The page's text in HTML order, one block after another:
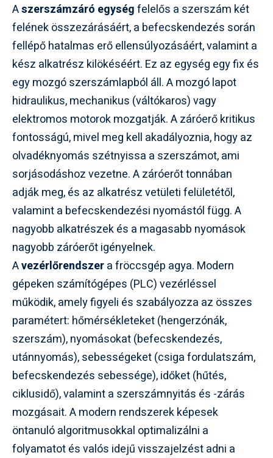
Aszerszámzáró egységfelelős a szerszám két
felének összezárásáért, a befecskendezés során
fellépő hatalmas erő ellensúlyozásáért, valamint a
kész alkatrész kilökéséért. Ez az egység egy fix és
egy mozgó szerszámlapból áll. A mozgó lapot
hidraulikus, mechanikus (váltókaros) vagy
elektromos motorok mozgatják. A záróerő kritikus
fontosságú, mivel meg kell akadályoznia, hogy az
olvadéknyomás szétnyissa a szerszámot, ami
sorjásodáshoz vezetne. A záróerőt tonnában
adják meg, és az alkatrész vetületi felületétől,
valamint a befecskendezési nyomástól függ. A
nagyobb alkatrészek és a magasabb nyomások
nagyobb záróerőt igényelnek.
Avezérlőrendszera fröccsgép agya. Modern
gépeken számítógépes (PLC) vezérléssel
működik, amely figyeli és szabályozza az összes
paramétert: hőmérsékleteket (hengerzónák,
szerszám), nyomásokat (befecskendezés,
utánnyomás), sebességeket (csiga fordulatszám,
befecskendezés sebessége), időket (hűtés,
ciklusidő), valamint a szerszámnyitás és -zárás
mozgásait. A modern rendszerek képesek
öntanuló algoritmusokkal optimalizálni a
folyamatot és valós idejű visszajelzést adni a